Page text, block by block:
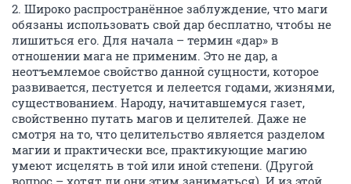
2. Широко распространённое заблуждение, что маги
обязаны использовать свой дар бесплатно, чтобы не
лишиться его. Для начала – термин «дар» в
отношении мага не применим. Это не дар, а
неотъемлемое свойство данной сущности, которое
развивается, пестуется и лелеется годами, жизнями,
существованием. Народу, начитавшемуся газет,
свойственно путать магов и целителей. Даже не
смотря на то, что целительство является разделом
магии и практически все, практикующие магию
умеют исцелять в той или иной степени. (Другой
вопрос – хотят ли они этим заниматься). И из этой